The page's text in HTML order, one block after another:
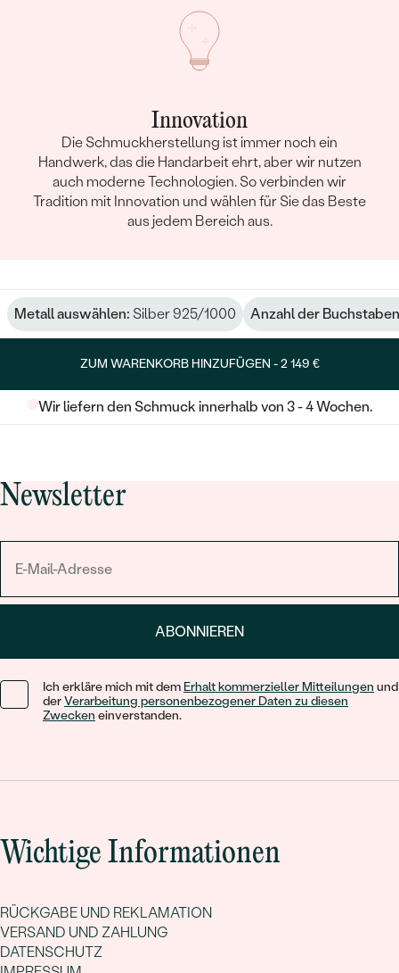
Innovation
Die Schmuckherstellung ist immer noch ein
Handwerk, das die Handarbeit ehrt, aber wir nutzen
auch moderne Technologien. So verbinden wir
Tradition mit Innovation und wählen für Sie das Beste
aus jedem Bereich aus.
Metall auswählen: Silber 925/1000 Anzahl der
ZUM WARENKORB HINZUFÜGEN -2 149 €
Wir liefern den Schmuck innerhalb von 3 - 4 Wochen.
Newsletter
ABONNIEREN
Ich erkläre mich mit dem Erhalt kommerzieller Mitteilungen und
derVerarbeitung personenbezogener Daten zu diesen
Zwecken einverstanden.
Wichtige Informationen
RÜCKGABE UND REKLAMATION
VERSAND UND ZAHLUNG
DATENSCHUTZ